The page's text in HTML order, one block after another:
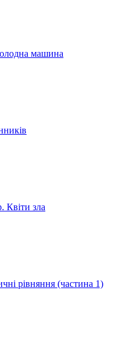
машина
Квіти зла
рівняння (частина 1)